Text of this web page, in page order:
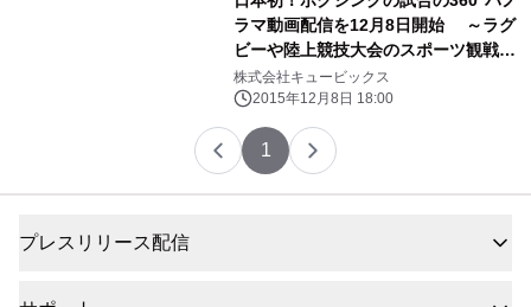
ラマ動画配信を12月8日開始 ～ラグ
ビーや陸上競技大会のスポーツ観戦動
画配信を目指す～
株式会社キュービックス
2015年12月8日 18:00
1
プレスリリース配信